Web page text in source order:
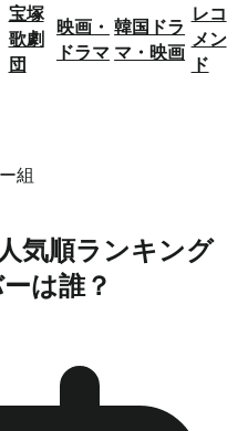
宝塚
歌劇
団
映画・
ドラマ
韓国ドラ
マ・映画
レコ
メン
ド
組
気順ランキング
は誰？